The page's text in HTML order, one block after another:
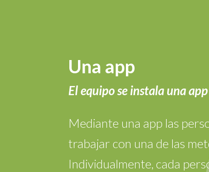
Una app
El equipo se instala una app
Mediante una app las
trabajar con una de las
Individualmente, cada